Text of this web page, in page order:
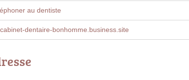
au dentiste
cabinet-dentaire-bonhomme.business.site